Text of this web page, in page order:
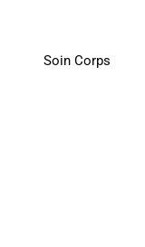
Soin Corps